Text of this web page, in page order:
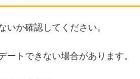
いか確認してください。
トできない場合があります。